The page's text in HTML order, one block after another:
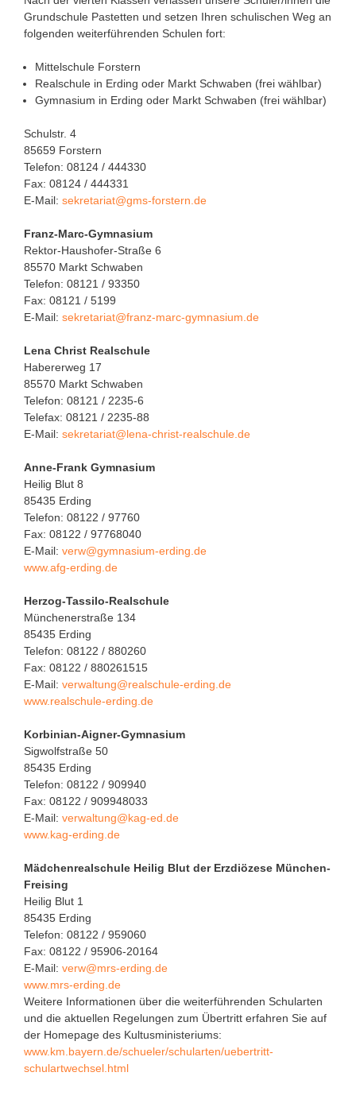
Grundschule Pastetten und setzen Ihren schulischen Weg an
folgenden weiterführenden Schulen fort:
Mittelschule Forstern
Realschule in Erding oder Markt Schwaben (frei wählbar)
Gymnasium in Erding oder Markt Schwaben (frei wählbar)
Schulstr. 4
85659 Forstern
Telefon: 08124 / 444330
Fax: 08124 / 444331
E-Mail: sekretariat@gms-forstern.de
Franz-Marc-Gymnasium
Rektor-Haushofer-Straße 6
85570 Markt Schwaben
Telefon: 08121 / 93350
Fax: 08121 / 5199
E-Mail: sekretariat@franz-marc-gymnasium.de
Lena Christ Realschule
Habererweg 17
85570 Markt Schwaben
Telefon: 08121 / 2235-6
Telefax: 08121 / 2235-88
E-Mail: sekretariat@lena-christ-realschule.de
Anne-Frank Gymnasium
Heilig Blut 8
85435 Erding
Telefon: 08122 / 97760
Fax: 08122 / 97768040
E-Mail: verw@gymnasium-erding.de
www.afg-erding.de
Herzog-Tassilo-Realschule
Münchenerstraße 134
85435 Erding
Telefon: 08122 / 880260
Fax: 08122 / 880261515
E-Mail: verwaltung@realschule-erding.de
www.realschule-erding.de
Korbinian-Aigner-Gymnasium
Sigwolfstraße 50
85435 Erding
Telefon: 08122 / 909940
Fax: 08122 / 909948033
E-Mail: verwaltung@kag-ed.de
www.kag-erding.de
Mädchenrealschule Heilig Blut der Erzdiözese München-
Freising
Heilig Blut 1
85435 Erding
Telefon: 08122 / 959060
Fax: 08122 / 95906-20164
E-Mail: verw@mrs-erding.de
www.mrs-erding.de
Weitere Informationen über die weiterführenden Schularten
und die aktuellen Regelungen zum Übertritt erfahren Sie auf
der Homepage des Kultusministeriums:
www.km.bayern.de/schueler/schularten/uebertritt-
schulartwechsel.html